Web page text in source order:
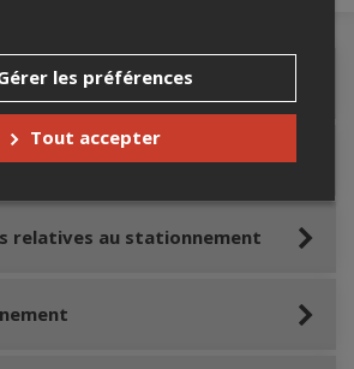
de l'événement
relatives au stationnement
les préférences
Tout accepter